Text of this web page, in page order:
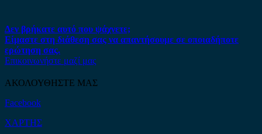
Δεν βρήκατε αυτό που ψάχνετε;
Είμαστε στη διάθεση σας να απαντήσουμε σε οποιαδήποτε
ερώτηση σας.
Επικοινωνήστε μαζί μας
ΑΚΟΛΟΥΘΗΣΤΕ ΜΑΣ
Facebook
ΧΑΡΤΗΣ